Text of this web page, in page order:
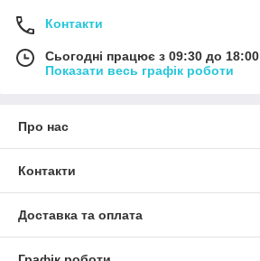
Контакти
Сьогодні працює з 09:30 до 18:00
Показати весь графік роботи
Про нас
Контакти
Доставка та оплата